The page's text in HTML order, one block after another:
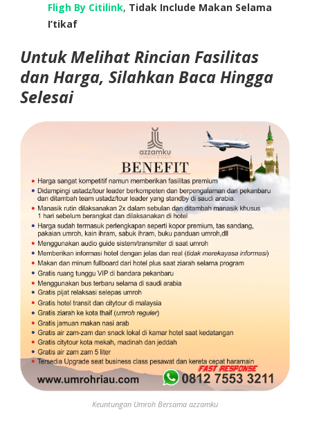
Fligh By Citilink, Tidak Include Makan Selama
I’tikaf
Untuk Melihat Rincian Fasilitas
dan Harga, Silahkan Baca Hingga
Selesai
Keuntungan Umroh Bersama azzamku